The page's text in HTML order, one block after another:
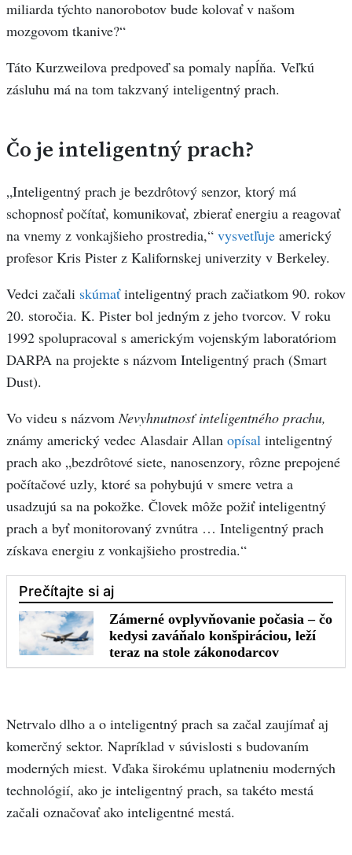
miliarda týchto nanorobotov bude kolovať v našom
mozgovom tkanive?“
Táto Kurzweilova predpoveď sa pomaly napĺňa. Veľkú
zásluhu má na tom takzvaný inteligentný prach.
Čo je inteligentný prach?
„Inteligentný prach je bezdrôtový senzor, ktorý má
schopnosť počítať, komunikovať, zbierať energiu a reagovať
na vnemy z vonkajšieho prostredia,“ vysvetľuje americký
profesor Kris Pister z Kalifornskej univerzity v Berkeley.
Vedci začali skúmaťinteligentný prach začiatkom 90. rokov
20. storočia. K. Pister bol jedným z jeho tvorcov. V roku
1992 spolupracoval s americkým vojenským laboratóriom
DARPA na projekte s názvom Inteligentný prach (Smart
Dust).
Vo videu s názvomNevyhnutnosť inteligentného prachu,
známy americký vedec Alasdair Allan opísal inteligentný
prach ako „bezdrôtové siete, nanosenzory, rôzne prepojené
počítačové uzly, ktoré sa pohybujú v smere vetra a
usadzujú sa na pokožke. Človek môže požiť inteligentný
prach a byť monitorovaný zvnútra … Inteligentný prach
získava energiu z vonkajšieho prostredia.“
Netrvalo dlho a o inteligentný prach sa začal zaujímať aj
komerčný sektor. Napríklad v súvislosti s budovaním
moderných miest. Vďaka širokému uplatneniu moderných
technológií, ako je inteligentný prach, sa takéto mestá
začali označovať ako inteligentné mestá.